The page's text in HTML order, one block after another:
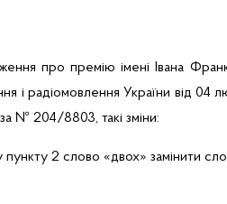
про премію імені Івана
і радіомовлення України від
№ 204/8803, такі зміни:
пункту 2 слово «двох» замінити